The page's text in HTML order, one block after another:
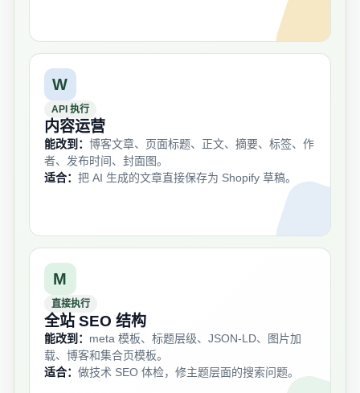
W
API 执行
内容运营
能改到： 博客文章、页面标题、正文、摘要、标签、作
者、发布时间、封面图。
适合： 把 AI 生成的文章直接保存为 Shopify 草稿。
M
直接执行
全站 SEO 结构
能改到： meta 模板、标题层级、JSON-LD、图片加
载、博客和集合页模板。
适合： 做技术 SEO 体检，修主题层面的搜索问题。